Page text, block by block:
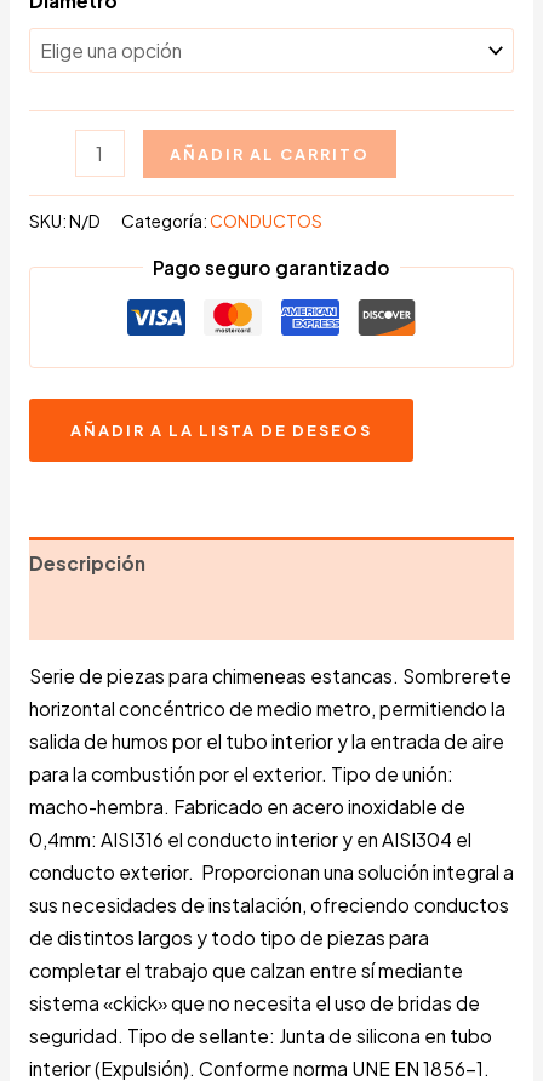
Sombrerete
Horizontal
concéntrico
Acero
cantidad
AÑADIR AL CARRITO
SKU:N/D Categoría:CONDUCTOS
Pago seguro garantizado
AÑADIR A LA LISTA DE DESEOS
Descripción
Serie de piezas para chimeneas estancas. Sombrerete
horizontal concéntrico de medio metro, permitiendo la
salida de humos por el tubo interior y la entrada de aire
para la combustión por el exterior. Tipo de unión:
macho-hembra. Fabricado en acero inoxidable de
0,4mm: AISI316 el conducto interior y en AISI304 el
conducto exterior. Proporcionan una solución integral a
sus necesidades de instalación, ofreciendo conductos
de distintos largos y todo tipo de piezas para
completar el trabajo que calzan entre sí mediante
sistema «ckick» que no necesita el uso de bridas de
seguridad. Tipo de sellante: Junta de silicona en tubo
interior (Expulsión). Conforme norma UNE EN 1856-1.